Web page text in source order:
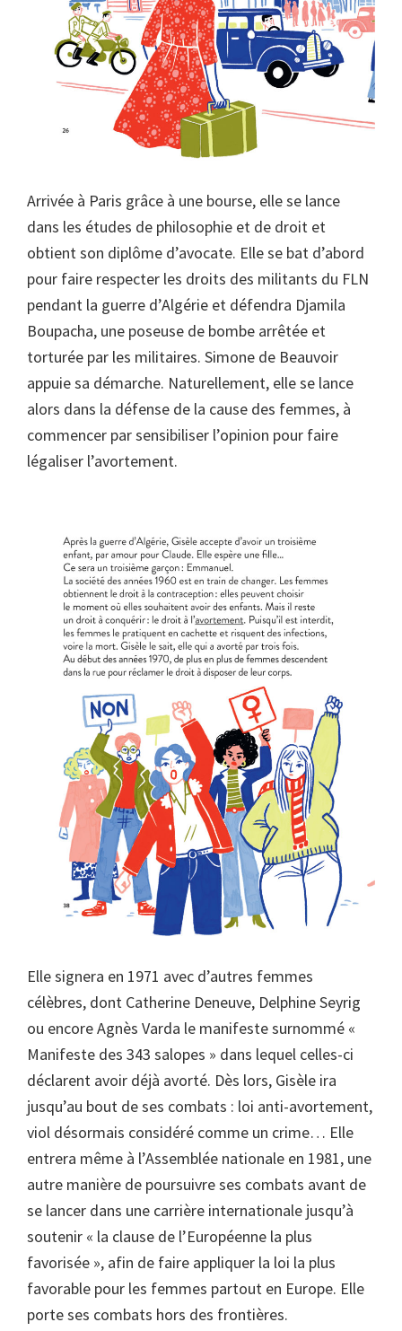
Arrivée à Paris grâce à une bourse, elle se lance
dans les études de philosophie et de droit et
obtient son diplôme d’avocate. Elle se bat d’abord
pour faire respecter les droits des militants du FLN
pendant la guerre d’Algérie et défendra Djamila
Boupacha, une poseuse de bombe arrêtée et
torturée par les militaires. Simone de Beauvoir
appuie sa démarche. Naturellement, elle se lance
alors dans la défense de la cause des femmes, à
commencer par sensibiliser l’opinion pour faire
légaliser l’avortement.
Elle signera en 1971 avec d’autres femmes
célèbres, dont Catherine Deneuve, Delphine Seyrig
ou encore Agnès Varda le manifeste surnommé «
Manifeste des 343 salopes » dans lequel celles-ci
déclarent avoir déjà avorté. Dès lors, Gisèle ira
jusqu’au bout de ses combats : loi anti-avortement,
viol désormais considéré comme un crime… Elle
entrera même à l’Assemblée nationale en 1981, une
autre manière de poursuivre ses combats avant de
se lancer dans une carrière internationale jusqu’à
soutenir « la clause de l’Européenne la plus
favorisée », afin de faire appliquer la loi la plus
favorable pour les femmes partout en Europe. Elle
porte ses combats hors des frontières.